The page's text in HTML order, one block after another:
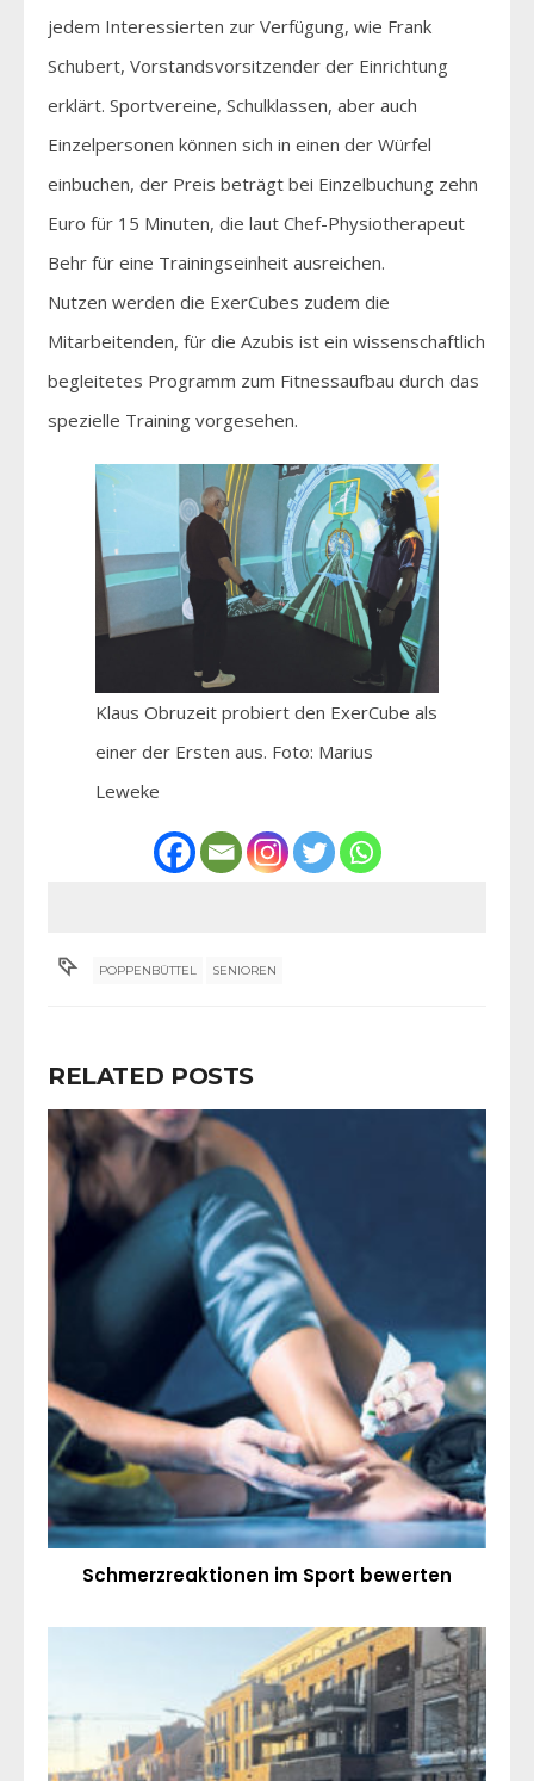
jedem Interessierten zur Verfügung, wie Frank
Schubert, Vorstandsvorsitzender der Einrichtung
erklärt. Sportvereine, Schulklassen, aber auch
Einzelpersonen können sich in einen der Würfel
einbuchen, der Preis beträgt bei Einzelbuchung zehn
Euro für 15 Minuten, die laut Chef-Physiotherapeut
Behr für eine Trainingseinheit ausreichen.
Nutzen werden die ExerCubes zudem die
Mitarbeitenden, für die Azubis ist ein wissenschaftlich
begleitetes Programm zum Fitnessaufbau durch das
spezielle Training vorgesehen.
Klaus Obruzeit probiert den ExerCube als
einer der Ersten aus. Foto: Marius
Leweke
POPPENBÜTTEL SENIOREN
RELATED POSTS
Schmerzreaktionen im Sport bewerten